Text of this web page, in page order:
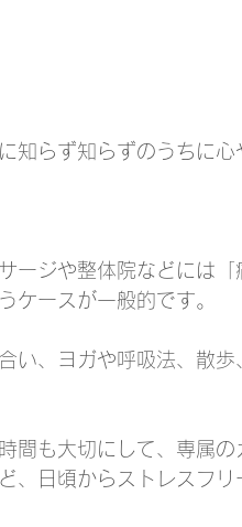
知らず知らずのうちに
ージや整体院などには
ケースが一般的です。
い、ヨガや呼吸法、散歩
間も大切にして、専属
、日頃からストレスフ